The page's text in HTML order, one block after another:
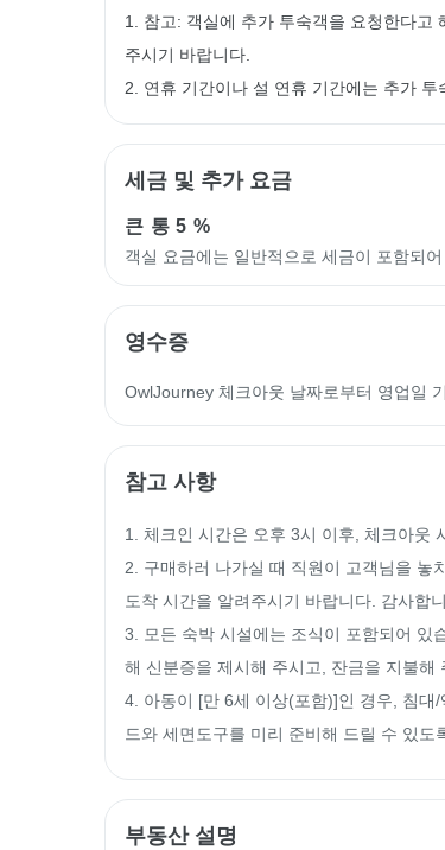
1. 참고: 객실에 추가 투숙객을 요청한다고
주시기 바랍니다.
2. 연휴 기간이나 설 연휴 기간에는 추가
세금 및 추가 요금
큰 통5 %
객실 요금에는 일반적으로 세금이 포함되
영수증
OwlJourney 체크아웃 날짜로부터 영업일
참고 사항
1. 체크인 시간은 오후 3시 이후, 체크아웃
2. 구매하러 나가실 때 직원이 고객님을 놓
도착 시간을 알려주시기 바랍니다. 감사합
3. 모든 숙박 시설에는 조식이 포함되어 있
해 신분증을 제시해 주시고, 잔금을 지불해
4. 아동이 [만 6세 이상(포함)]인 경우, 침대
드와 세면도구를 미리 준비해 드릴 수 있도
부동산 설명